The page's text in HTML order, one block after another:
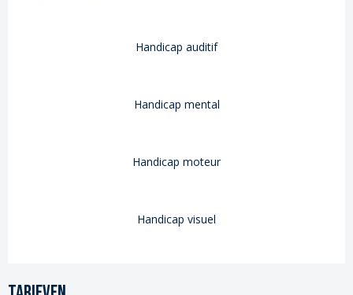
Handicap auditif
Handicap mental
Handicap moteur
Handicap visuel